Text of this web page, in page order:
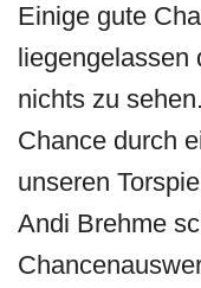
Einige gute
liegengelassen
nichts zu
Chance durch
unseren
Andi Brehme